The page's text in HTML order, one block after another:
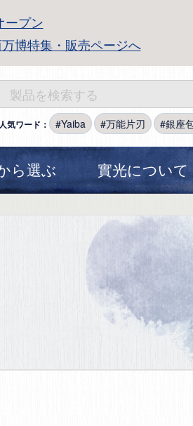
ープン
博特集・販売ページへ
人気ワード： Yaiba 万能片刃 銀座
ら選ぶ 實光について